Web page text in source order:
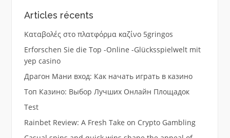
Articles récents
Καταβολές στο πλατφόρμα καζίνο 5gringos
Erforschen Sie die Top -Online -Glücksspielwelt mit
yep casino
Драгон Мани вход: Как начать играть в казино
Топ Казино: Выбор Лучших Онлайн Площадок
Test
Rainbet Review: A Fresh Take on Crypto Gambling